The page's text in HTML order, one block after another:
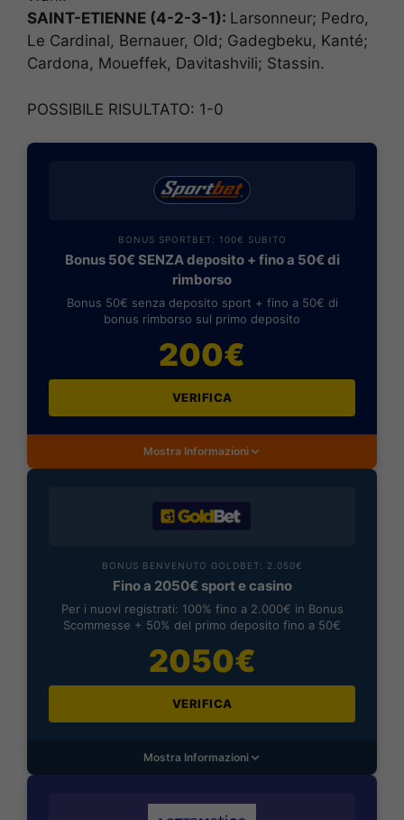
SAINT-ETIENNE (4-2-3-1): Larsonneur; Pedro,
Le Cardinal, Bernauer, Old; Gadegbeku, Kanté;
Cardona, Moueffek, Davitashvili; Stassin.
POSSIBILE RISULTATO: 1-0
BONUS SPORTBET: 100€ SUBITO
Bonus 50€ SENZA deposito + fino a 50€ di
rimborso
Bonus 50€ senza deposito sport + fino a 50€ di
bonus rimborso sul primo deposito
200€
VERIFICA
Mostra Informazioni
BONUS BENVENUTO GOLDBET: 2.050€
Fino a 2050€ sport e casino
Per i nuovi registrati: 100% fino a 2.000€ in Bonus
Scommesse + 50% del primo deposito fino a 50€
2050€
VERIFICA
Mostra Informazioni